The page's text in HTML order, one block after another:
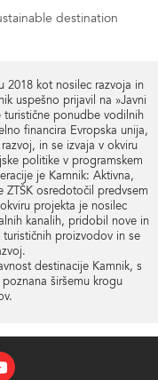
2018 kot nosilec razvoja in
uspešno prijavil na »Javni
turistične ponudbe vodilnih
financira Evropska unija,
in se izvaja v okviru
politike v programskem
je Kamnik: Aktivna,
ZTŠK osredotočil predvsem
projekta je nosilec
kanalih, pridobil nove in
proizvodov in se
destinacije Kamnik, s
širšemu krogu